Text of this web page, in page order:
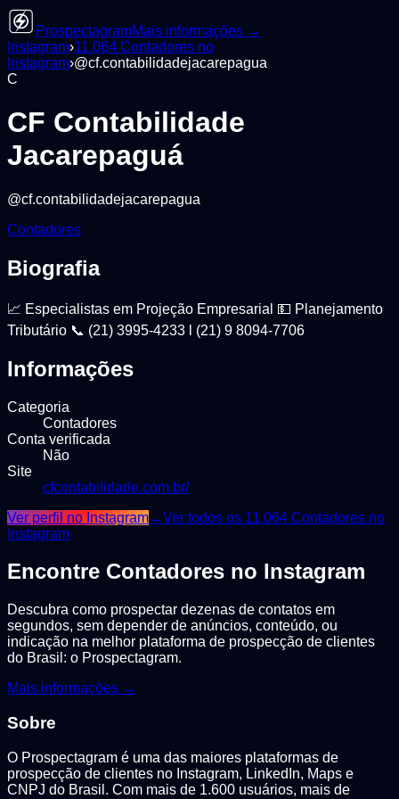
ProspectagramMais informações →
Instagram›11.064 Contadores no
Instagram›@cf.contabilidadejacarepagua
C
CF Contabilidade
Jacarepaguá
@cf.contabilidadejacarepagua
Contadores
Biografia
📈 Especialistas em Projeção Empresarial 💵 Planejamento
Tributário 📞 (21) 3995-4233 l (21) 9 8094-7706
Informações
Categoria
Contadores
Conta verificada
Não
Site
cfcontabilidade.com.br/
Ver perfil no Instagram←Ver todos os 11.064 Contadores no
Instagram
Encontre Contadores no Instagram
Descubra como prospectar dezenas de contatos em
segundos, sem depender de anúncios, conteúdo, ou
indicação na melhor plataforma de prospecção de clientes
do Brasil: o Prospectagram.
Mais informações →
Sobre
O Prospectagram é uma das maiores plataformas de
prospecção de clientes no Instagram, LinkedIn, Maps e
CNPJ do Brasil. Com mais de 1.600 usuários, mais de